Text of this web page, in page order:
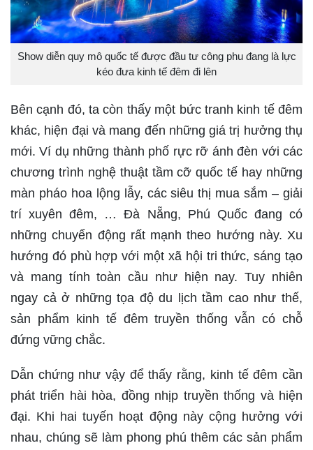
Show diễn quy mô quốc tế được đầu tư công phu đang là lực
kéo đưa kinh tế đêm đi lên
Bên cạnh đó, ta còn thấy một bức tranh kinh tế đêm
khác, hiện đại và mang đến những giá trị hưởng thụ
mới. Ví dụ những thành phố rực rỡ ánh đèn với các
chương trình nghệ thuật tầm cỡ quốc tế hay những
màn pháo hoa lộng lẫy, các siêu thị mua sắm – giải
trí xuyên đêm, … Đà Nẵng, Phú Quốc đang có
những chuyển động rất mạnh theo hướng này. Xu
hướng đó phù hợp với một xã hội tri thức, sáng tạo
và mang tính toàn cầu như hiện nay. Tuy nhiên
ngay cả ở những tọa độ du lịch tầm cao như thế,
sản phẩm kinh tế đêm truyền thống vẫn có chỗ
đứng vững chắc.
Dẫn chứng như vậy để thấy rằng, kinh tế đêm cần
phát triển hài hòa, đồng nhịp truyền thống và hiện
đại. Khi hai tuyến hoạt động này cộng hưởng với
nhau, chúng sẽ làm phong phú thêm các sản phẩm